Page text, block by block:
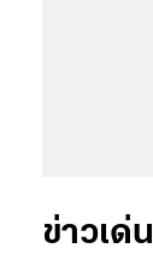
ข่าวเด่น